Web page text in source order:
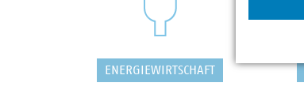
ENERGIEWIRTSCHAFT